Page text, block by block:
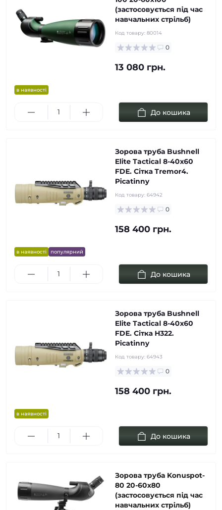
в наявності
(застосовується під час
навчальних стрільб)
Код товару: 80014
0
13 080 грн.
До кошика
в наявності популярний
Зорова труба Bushnell
Elite Tactical 8-40х60
FDE. Сітка Tremor4.
Picatinny
Код товару: 64942
0
158 400 грн.
До кошика
в наявності
Зорова труба Bushnell
Elite Tactical 8-40х60
FDE. Сітка H322.
Picatinny
Код товару: 64943
0
158 400 грн.
До кошика
Зорова труба Konuspot-
80 20-60х80
(застосовується під час
навчальних стрільб)